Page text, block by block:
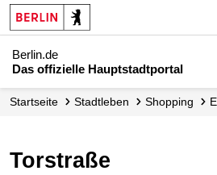
Berlin.de
Das offizielle Hauptstadtportal
Startseite Stadtleben Shopping
Torstraße